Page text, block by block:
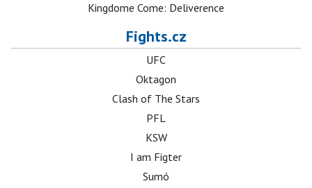
Kingdome Come: Deliverence
Fights.cz
UFC
Oktagon
Clash of The Stars
PFL
KSW
I am Figter
Sumó